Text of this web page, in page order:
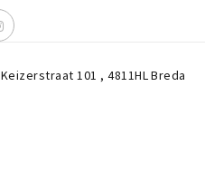
Keizerstraat 101 ,4811HLBreda